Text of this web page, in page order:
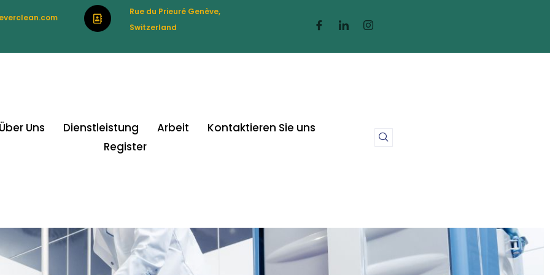
Rue du Prieuré Genève,
Switzerland
Über Uns Dienstleistung Arbeit
Kontaktieren Sie uns
Register